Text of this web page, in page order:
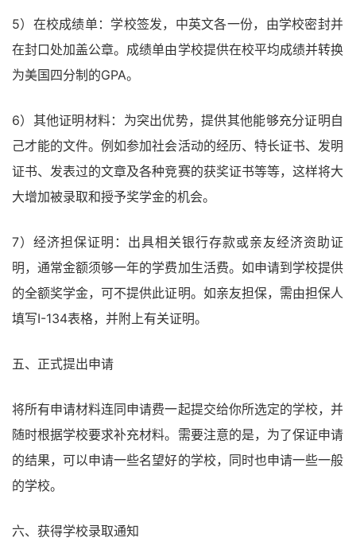
5）在校成绩单：学校签发，中英文各一份，由学校密封并
在封口处加盖公章。成绩单由学校提供在校平均成绩并转换
为美国四分制的GPA。
6）其他证明材料：为突出优势，提供其他能够充分证明自
己才能的文件。例如参加社会活动的经历、特长证书、发明
证书、发表过的文章及各种竞赛的获奖证书等等，这样将大
大增加被录取和授予奖学金的机会。
7）经济担保证明：出具相关银行存款或亲友经济资助证
明，通常金额须够一年的学费加生活费。如申请到学校提供
的全额奖学金，可不提供此证明。如亲友担保，需由担保人
填写I-134表格，并附上有关证明。
五、正式提出申请
将所有申请材料连同申请费一起提交给你所选定的学校，并
随时根据学校要求补充材料。需要注意的是，为了保证申请
的结果，可以申请一些名望好的学校，同时也申请一些一般
的学校。
六、获得学校录取通知